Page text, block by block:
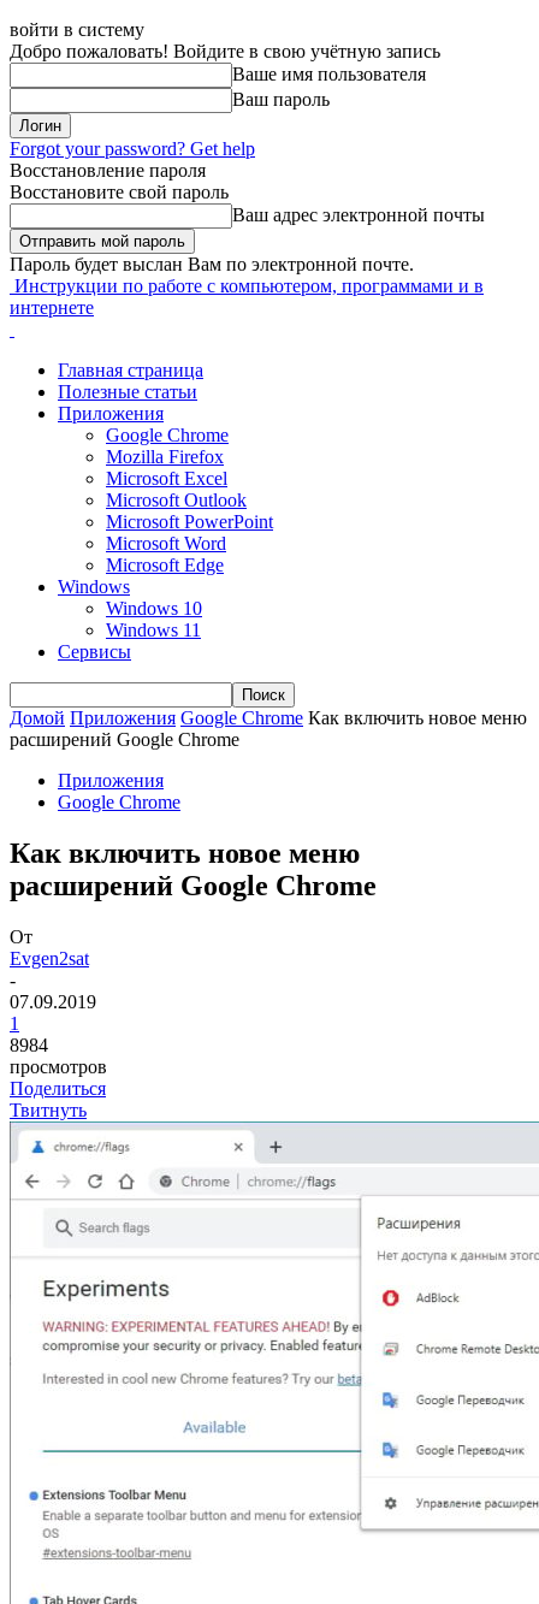
войти в систему
Добро пожаловать! Войдите в свою учётную запись
Ваше имя пользователя
Ваш пароль
Forgot your password? Get help
Восстановление пароля
Восстановите свой пароль
Ваш адрес электронной почты
Пароль будет выслан Вам по электронной почте.
Инструкции по работе с компьютером, программами и в
интернете
Главная страница
Полезные статьи
Приложения
Google Chrome
Mozilla Firefox
Microsoft Excel
Microsoft Outlook
Microsoft PowerPoint
Microsoft Word
Microsoft Edge
Windows
Windows 10
Windows 11
Сервисы
Домой Приложения Google Chrome Как включить новое меню
расширений Google Chrome
Приложения
Google Chrome
Как включить новое меню
расширений Google Chrome
От
Evgen2sat
-
07.09.2019
1
8984
просмотров
Поделиться
Твитнуть